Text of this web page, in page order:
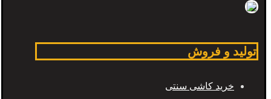
تولید و فروش
خرید کاشی سنتی